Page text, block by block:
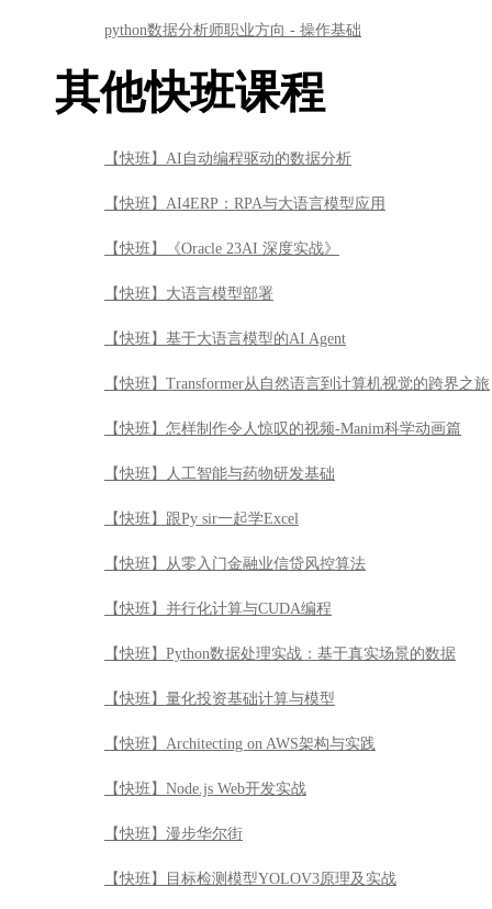
python数据分析师职业方向 - 操作基础
其他快班课程
【快班】AI自动编程驱动的数据分析
【快班】AI4ERP：RPA与大语言模型应用
【快班】《Oracle 23AI 深度实战》
【快班】大语言模型部署
【快班】基于大语言模型的AI Agent
【快班】Transformer从自然语言到计算机视觉的跨界之旅
【快班】怎样制作令人惊叹的视频-Manim科学动画篇
【快班】人工智能与药物研发基础
【快班】跟Py sir一起学Excel
【快班】从零入门金融业信贷风控算法
【快班】并行化计算与CUDA编程
【快班】Python数据处理实战：基于真实场景的数据
【快班】量化投资基础计算与模型
【快班】Architecting on AWS架构与实践
【快班】Node.js Web开发实战
【快班】漫步华尔街
【快班】目标检测模型YOLOV3原理及实战